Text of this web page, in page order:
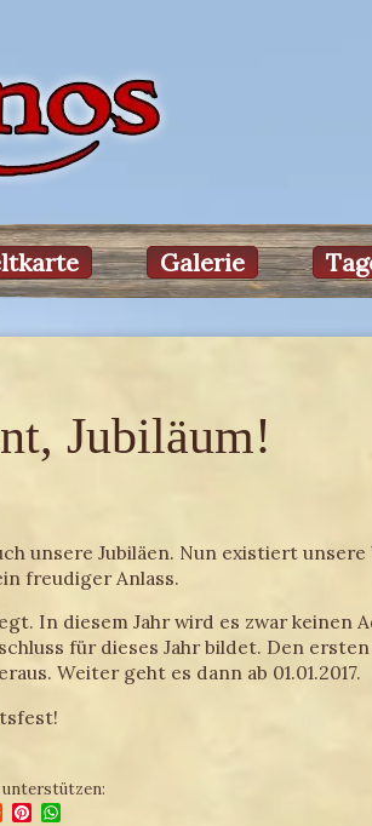
Galerie
Jubiläum!
unsere Jubiläen. Nun existiert unsere
freudiger Anlass.
In diesem Jahr wird es zwar keinen
für dieses Jahr bildet. Den
Weiter geht es dann ab 01.01.2017.
unterstützen:
RedditPinterest